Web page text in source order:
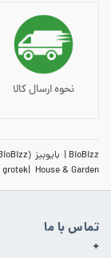
نحوه ارسال کالا
BioBizz بایوبیز (BioBizz)
grotek House & Garden
تماس با ما
+